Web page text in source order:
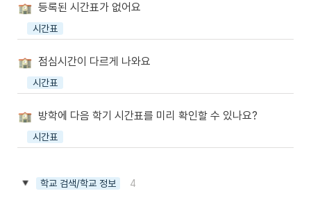
등록된 시간표가 없어요
시간표
점심시간이 다르게 나와요
시간표
방학에 다음 학기 시간표를 미리 확인할 수 있나요?
시간표
학교 검색/학교 정보 4